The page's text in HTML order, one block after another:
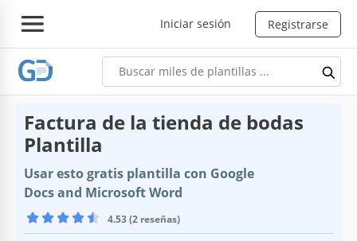
Iniciar sesión Registrarse
Factura de la tienda de bodas
Plantilla
Usar esto gratis plantilla con Google
Docs and Microsoft Word
4.53 (2 reseñas)